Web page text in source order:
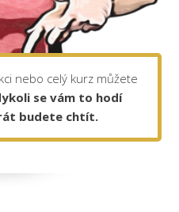
nebo celý kurz můžete
se vám to hodí
budete chtít.